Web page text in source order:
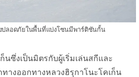
ปลอดภัยในพื้นที่แบ่งโซนมีพาร์ติชันกั้น
นซึ่งเป็นมิตรกับผู้เริ่มเล่นสกีและ
างออกทางหลวงฮิรุกาโนะโคเก็น